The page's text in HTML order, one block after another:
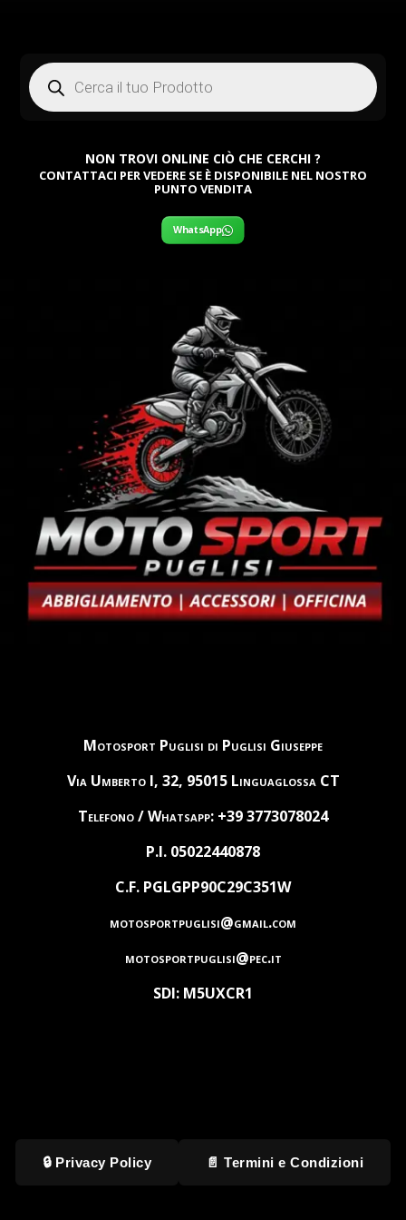
Products
search
NON TROVI ONLINE CIÒ CHE CERCHI ?
CONTATTACI PER VEDERE SE È DISPONIBILE NEL NOSTRO
PUNTO VENDITA
WhatsApp
Motosport Puglisi di Puglisi Giuseppe
Via Umberto I, 32, 95015 Linguaglossa CT
Telefono / Whatsapp: +39 3773078024
P.I. 05022440878
C.F. PGLGPP90C29C351W
motosportpuglisi@gmail.com
motosportpuglisi@pec.it
SDI: M5UXCR1
🔒 Privacy Policy 📄 Termini e Condizioni